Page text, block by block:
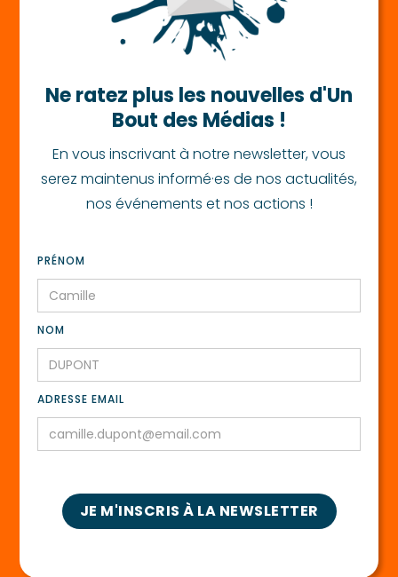
Ne ratez plus les nouvelles d'Un
Bout des Médias !
En vous inscrivant à notre newsletter, vous
serez maintenus informé·es de nos actualités,
nos événements et nos actions !
PRÉNOM
NOM
ADRESSE EMAIL